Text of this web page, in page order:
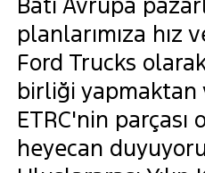
planlarımıza hız
Ford Trucks
birliği yapmaktan
ETRC'nin parçası
heyecan